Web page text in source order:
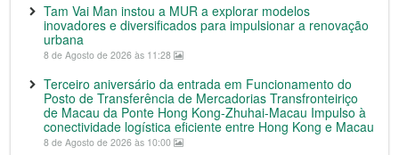
Tam Vai Man instou a MUR a explorar modelos
inovadores e diversificados para impulsionar a renovação
urbana
8 de Agosto de 2026 às 11:28
Terceiro aniversário da entrada em Funcionamento do
Posto de Transferência de Mercadorias Transfronteiriço
de Macau da Ponte Hong Kong-Zhuhai-Macau Impulso à
conectividade logística eficiente entre Hong Kong e Macau
8 de Agosto de 2026 às 10:00